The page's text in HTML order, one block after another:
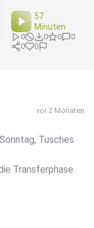
57
Minuten
0 0 0
0
0
0
vor 2 Monaten
Tusches
Transferphase.